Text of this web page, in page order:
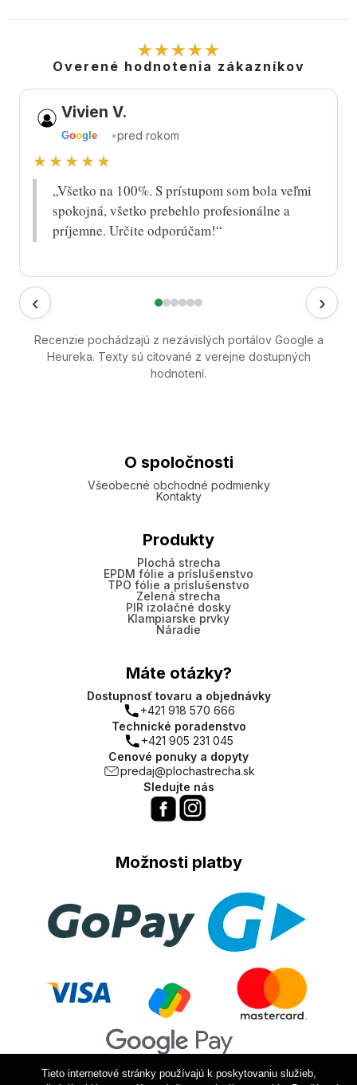
★★★★★
Overené hodnotenia zákazníkov
‹
Vivien V.
Goog le •pred rokom
★★★★★
„Všetko na 100%. S prístupom som bola veľmi
spokojná, všetko prebehlo profesionálne a
príjemne. Určite odporúčam!“
›
Recenzie pochádzajú z nezávislých portálov Google a
Heureka. Texty sú citované z verejne dostupných
hodnotení.
O spoločnosti
Všeobecné obchodné podmienky
Kontakty
Produkty
Plochá strecha
EPDM fólie a príslušenstvo
TPO fólie a príslušenstvo
Zelená strecha
PIR izolačné dosky
Klampiarske prvky
Náradie
Máte otázky?
Dostupnosť tovaru a objednávky
+421 918 570 666
Technické poradenstvo
+421 905 231 045
Cenové ponuky a dopyty
predaj@plochastrecha.sk
Sledujte nás
Možnosti platby
Tieto internetové stránky používajú k poskytovaniu služieb,